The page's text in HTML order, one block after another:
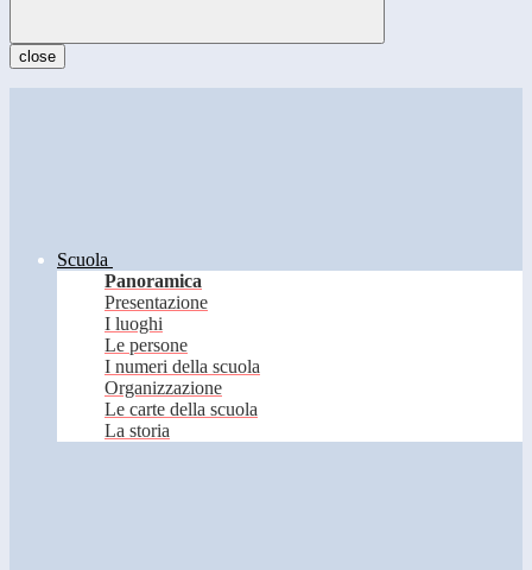
close
Scuola
Panoramica
Presentazione
I luoghi
Le persone
I numeri della scuola
Organizzazione
Le carte della scuola
La storia